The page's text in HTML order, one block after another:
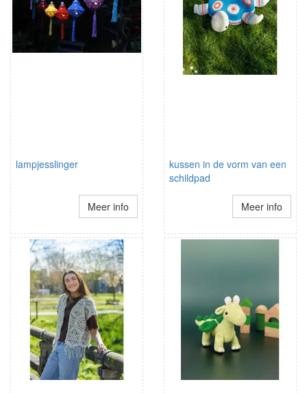
lampjesslinger
Meer info
kussen in de vorm van een
schildpad
Meer info